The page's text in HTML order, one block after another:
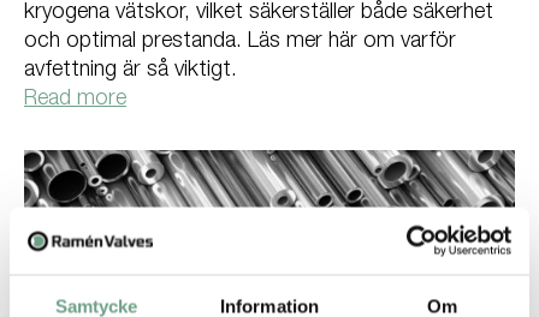
Samtycke Information Om
kryogena vätskor, vilket säkerställer både säkerhet
och optimal prestanda. Läs mer här om varför
avfettning är så viktigt.
Read more